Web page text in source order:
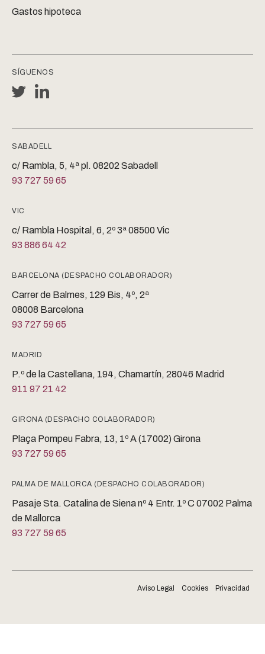
Gastos hipoteca
SÍGUENOS
SABADELL
c/ Rambla, 5, 4ª pl. 08202 Sabadell
93 727 59 65
VIC
c/ Rambla Hospital, 6, 2º 3ª 08500 Vic
93 886 64 42
BARCELONA (DESPACHO COLABORADOR)
Carrer de Balmes, 129 Bis, 4º, 2ª
08008 Barcelona
93 727 59 65
MADRID
P.º de la Castellana, 194, Chamartín, 28046 Madrid
911 97 21 42
GIRONA (DESPACHO COLABORADOR)
Plaça Pompeu Fabra, 13, 1º A (17002) Girona
93 727 59 65
PALMA DE MALLORCA (DESPACHO COLABORADOR)
Pasaje Sta. Catalina de Siena nº 4 Entr. 1º C 07002 Palma
de Mallorca
93 727 59 65
Aviso Legal Cookies Privacidad